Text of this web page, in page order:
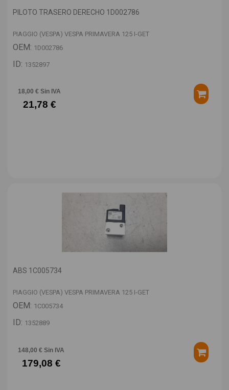
PILOTO TRASERO DERECHO 1D002786
PIAGGIO (VESPA) VESPA PRIMAVERA 125 I-GET
OEM: 1D002786
ID: 1352897
18,00 € Sin IVA
21,78 €
ABS 1C005734
PIAGGIO (VESPA) VESPA PRIMAVERA 125 I-GET
OEM: 1C005734
ID: 1352889
148,00 € Sin IVA
179,08 €